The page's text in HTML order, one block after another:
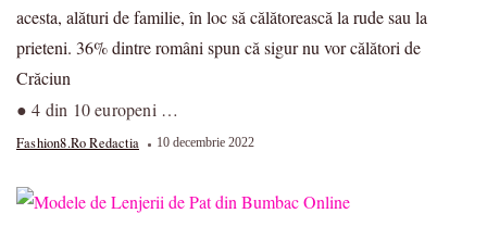
acesta, alături de familie, în loc să călătorească la rude sau la
prieteni. 36% dintre români spun că sigur nu vor călători de
Crăciun
● 4 din 10 europeni …
Fashion8.ro Redactia 10 decembrie 2022